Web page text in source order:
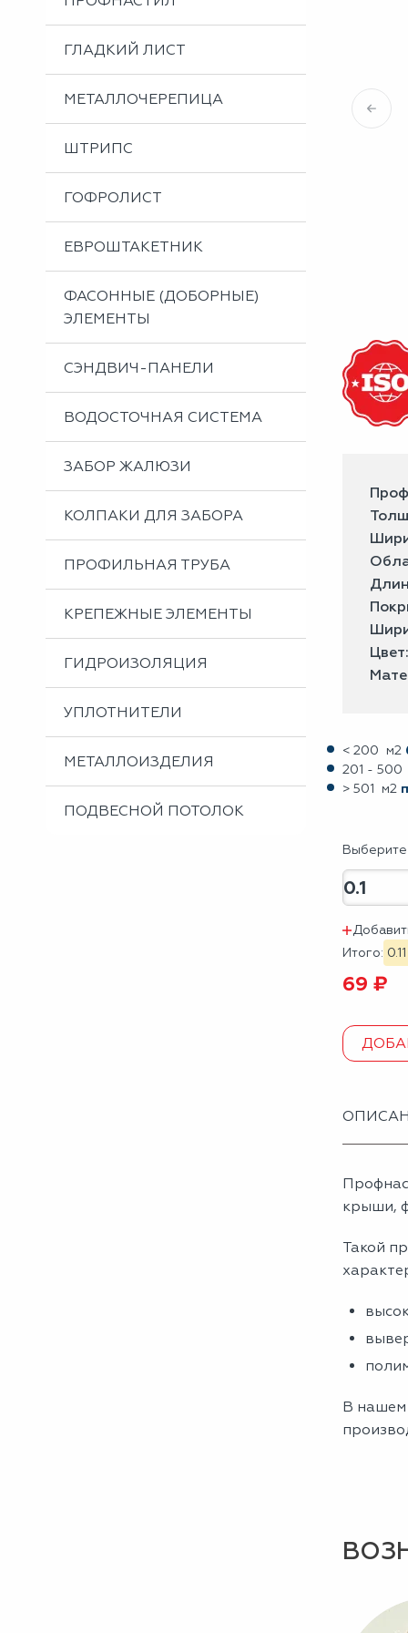
Металлоизделия
Проектирование вентилируемых фасадов
Вальцовка листового металла
ГЛАДКИЙ ЛИСТ
МЕТАЛЛОЧЕРЕПИЦА
ШТРИПС
ГОФРОЛИСТ
ЕВРОШТАКЕТНИК
ФАСОННЫЕ (ДОБОРНЫЕ)
ЭЛЕМЕНТЫ
СЭНДВИЧ-ПАНЕЛИ
ВОДОСТОЧНАЯ СИСТЕМА
ЗАБОР ЖАЛЮЗИ
КОЛПАКИ ДЛЯ ЗАБОРА
ПРОФИЛЬНАЯ ТРУБА
КРЕПЕЖНЫЕ ЭЛЕМЕНТЫ
ГИДРОИЗОЛЯЦИЯ
УПЛОТНИТЕЛИ
МЕТАЛЛОИЗДЕЛИЯ
ПОДВЕСНОЙ ПОТОЛОК
< 200 м2
201 -
> 501 м2
Выберите
Итого:
69 ₽
крыши,
Такой
В нашем